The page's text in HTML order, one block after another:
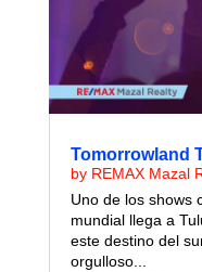
Tomorrowland
by REMAX Mazal
Uno de los shows
mundial llega a
este destino del
orgulloso...